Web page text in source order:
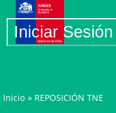
Iniciar Sesión
Inicio » REPOSICIÓN TNE